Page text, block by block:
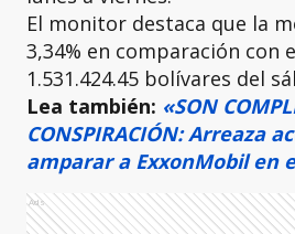
El monitor destaca que la
3,34% en comparación con
1.531.424.45 bolívares del
Lea también: «SON
CONSPIRACIÓN: Arreaza
amparar a ExxonMobil en
Ads